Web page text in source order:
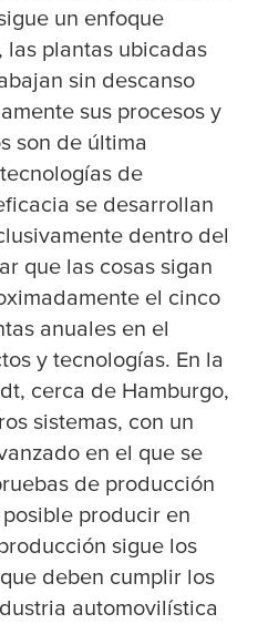
un enfoque
las plantas ubicadas
sin descanso
sus procesos y
son de última
de
se desarrollan
dentro del
que las cosas sigan
el cinco
anuales en el
y tecnologías. En la
cerca de Hamburgo,
sistemas, con un
en el que se
de producción
producir en
sigue los
deben cumplir los
automovilística